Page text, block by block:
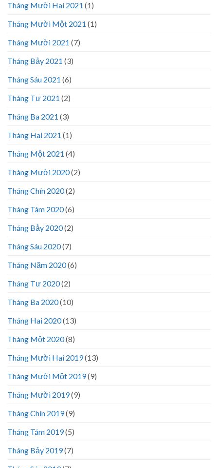
Tháng Mười Hai 2021 (1)
Tháng Mười Một 2021 (1)
Tháng Mười 2021 (7)
Tháng Bảy 2021 (3)
Tháng Sáu 2021 (6)
Tháng Tư 2021 (2)
Tháng Ba 2021 (3)
Tháng Hai 2021 (1)
Tháng Một 2021 (4)
Tháng Mười 2020(2)
Tháng Chín 2020(2)
Tháng Tám 2020(6)
Tháng Bảy 2020(2)
Tháng Sáu 2020(7)
Tháng Năm 2020(6)
Tháng Tư 2020(2)
Tháng Ba 2020(10)
Tháng Hai 2020(13)
Tháng Một 2020(8)
Tháng Mười Hai 2019(13)
Tháng Mười Một 2019(9)
Tháng Mười 2019(9)
Tháng Chín 2019(9)
Tháng Tám 2019(5)
Tháng Bảy 2019(7)